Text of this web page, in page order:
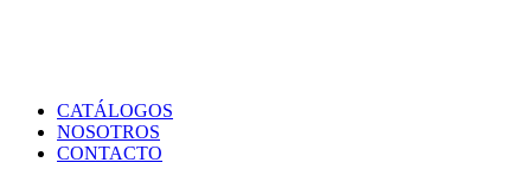
CATÁLOGOS
NOSOTROS
CONTACTO